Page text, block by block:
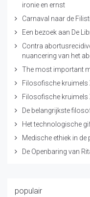
ironie en ernst
Carnaval naar de
Een bezoek aan De
Contra
nuancering van het
The most important
Filosofische kruimels
Filosofische kruimels
De belangrijkste
Het technologische
Medische ethiek in de
De Openbaring van
populair